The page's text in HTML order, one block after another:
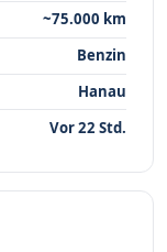
~75.000 km
Benzin
Hanau
Vor 22 Std.